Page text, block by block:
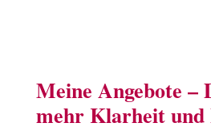
Meine Angebote –
mehr Klarheit